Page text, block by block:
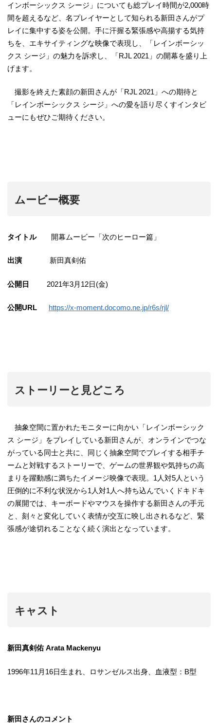
インボーシックス シージ」についても総プレイ時間が2,000時
間を超えるなど、名プレイヤーとして知られる新田さんがプ
レイに集中する姿を公開。手に汗握る緊張感や高揚する気持
ちを、エキサイティングな映像で表現し、「レインボーシッ
クス シージ」の魅力を訴求し、「RJL 2021」の開幕を盛り上
げます。
撮影を終えた素顔の新田さんが「RJL 2021」への期待と
「レインボーシックス シージ」への愛を語り尽くすインタビ
ューにもぜひご期待ください。
ムービー概要
タイトル開幕ムービー「次のヒーロー篇」
出演 新田真剣佑
公開日 2021年3月12日(金)
公開URL https://x-moment.docomo.ne.jp/r6s/rjl/
ストーリーと見どころ
抽象空間に置かれたモニターに向かい「レインボーシック
ス シージ」をプレイしている新田さんが、オンラインでつな
がっている同士と共に、同じく抽象空間でプレイする相手チ
ームと対戦するストーリーで、ゲームの世界観や気持ちの高
まりを躍動感に満ちたイメージ映像で表現。1人対5人という
圧倒的に不利な状況から1人対1人へ持ち込んでいくドキドキ
の展開では、キーボードやマウスを操作する新田さんの手元
と、刻々と変化していく表情が交互に映し出されるなど、緊
張感が途切れることなく続く演出となっています。
キャスト
新田真剣佑 Arata Mackenyu
1996年11月16日生まれ、ロサンゼルス出身、血液型：B型
新田さんのコメント